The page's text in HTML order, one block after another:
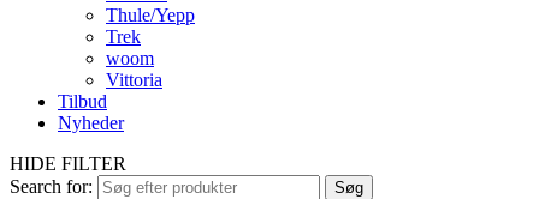
Thule/Yepp
Trek
woom
Vittoria
Tilbud
Nyheder
HIDE FILTER
Search for:
Søg